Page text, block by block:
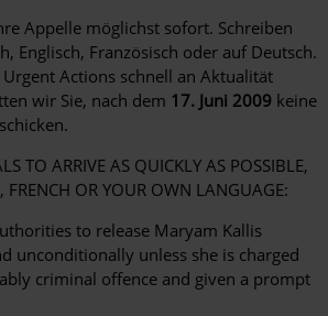
Appelle möglichst sofort. Schreiben
Englisch, Französisch oder auf Deutsch.
Actions schnell an Aktualität
wir Sie, nach dem 17. Juni 2009 keine
TO ARRIVE AS QUICKLY AS POSSIBLE,
FRENCH OR YOUR OWN LANGUAGE:
to release Maryam Kallis
unconditionally unless she is charged
criminal offence and given a prompt